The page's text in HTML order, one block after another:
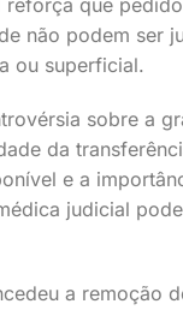
reforça que
não podem ser
ou superficial.
sobre a
da
e a
judicial
a remoção